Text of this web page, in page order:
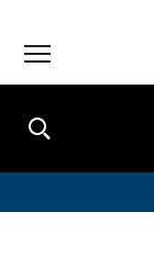
LEXOMIL SANS